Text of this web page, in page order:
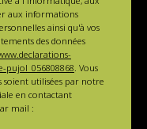
aux informations
ainsi qu'à vos
des données
. Vous
soient utilisées par notre
en contactant
mail :